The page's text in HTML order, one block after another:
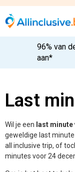
96% van
aan*
Last
Wil je een last minute
geweldige last
all inclusive trip, of
minutes voor 24